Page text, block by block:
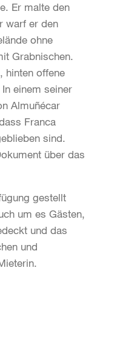
Er malte den
warf er den
ohne
Grabnischen.
hinten offene
einem seiner
Almuñécar
Franca
sind.
über das
gestellt
um es Gästen,
und das
und